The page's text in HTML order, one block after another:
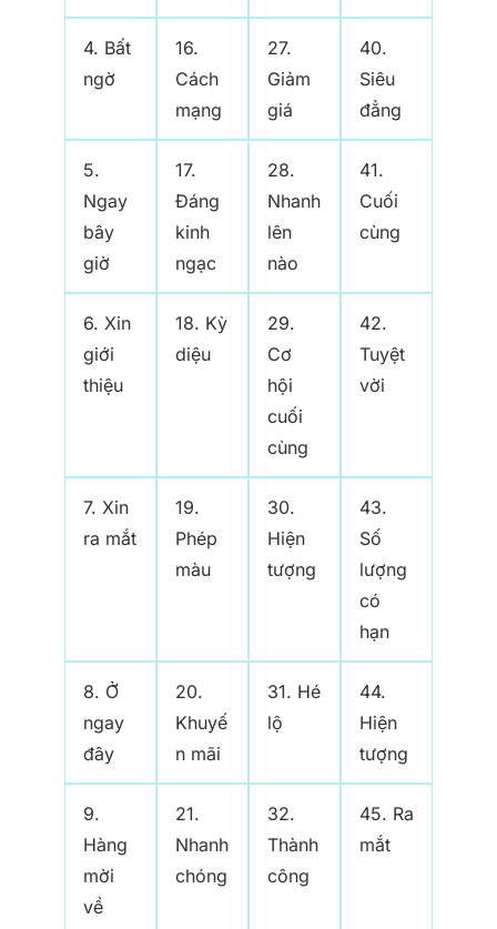
4. Bất
ngờ
16.
Cách
mạng
27.
Giảm
giá
40.
Siêu
đẳng
5.
Ngay
bây
giờ
17.
Đáng
kinh
ngạc
28.
Nhanh
lên
nào
41.
Cuối
cùng
6. Xin
giới
thiệu
18. Kỳ
diệu
29.
Cơ
hội
cuối
cùng
42.
Tuyệt
vời
7. Xin
ra mắt
19.
Phép
màu
30.
Hiện
tượng
43.
Số
lượng
có
hạn
8. Ở
ngay
đây
20.
Khuyế
n mãi
31. Hé
lộ
44.
Hiện
tượng
9.
Hàng
mời
về
21.
Nhanh
chóng
32.
Thành
công
45. Ra
mắt